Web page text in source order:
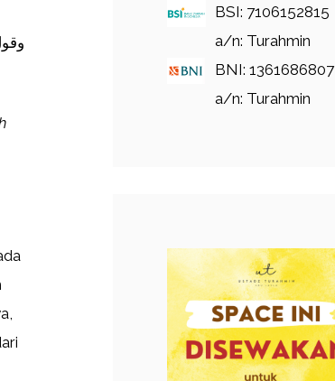
BSI: 7106152815
a/n: Turahmin
BNI: 1361686807
a/n: Turahmin